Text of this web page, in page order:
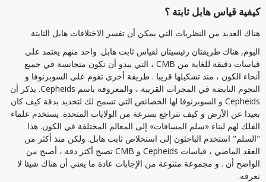
كيفية قياس هابل ثابتة ؟
هناك العديد من النظريات التي يمكن أن تفسر الاختلافات هابل الثابتة
اليوم, هناك طريقتان رئيسيتان لقياس ثابت هابل. واحد منهم يعتمد على
قياسات دقيقة للغاية من CMB ، التي يبدو أن تكون متجانسة في جميع
أنحاء الكون ، منذ تشكيلها قريبا . طريقة أخرى تقوم على السوبرنوفا و
النجوم النابضة في المجرات القريبة ، والمعروفة باسم Cepheids. يذكر أن
Cepheids و السوبرنوفا لها الخصائص التي تسمح لك لتحديد بدقة كيف كان
بعيدا عن الأرض و كيف تتراجع بسرعة من الولايات المتحدة. يستخدم علماء
الفلك لهم لبناء «سلم المسافات» إلى المعالم المختلفة في الكون. هذا
"السلم" استخدم الباحثون إلى استخلاص ثابت هابل. ولكن منذ أكثر من
العقد الماضي ، قياسات Cepheids و CMB تصبح أكثر دقة ، أصبح من
الواضح أن . و مجموعة متنوعة من الإجابات عادة ما يعني أن هناك شيئا لا
نعرفه.